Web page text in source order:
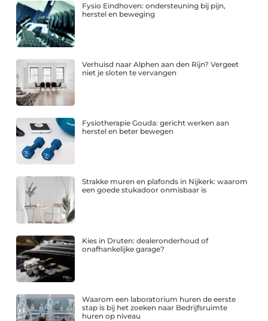
Fysio Eindhoven: ondersteuning bij pijn,
herstel en beweging
Verhuisd naar Alphen aan den Rijn? Vergeet
niet je sloten te vervangen
Fysiotherapie Gouda: gericht werken aan
herstel en beter bewegen
Strakke muren en plafonds in Nijkerk: waarom
een goede stukadoor onmisbaar is
Kies in Druten: dealeronderhoud of
onafhankelijke garage?
Waarom een laboratorium huren de eerste
stap is bij het zoeken naar Bedrijfsruimte
huren op niveau